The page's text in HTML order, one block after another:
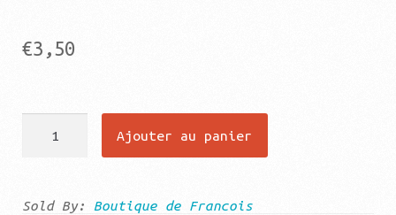
€3,50
puy
Ajouter au panier
Sold By: Boutique de Francois